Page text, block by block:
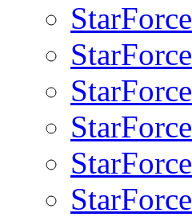
StarForce
StarForce
StarForce
StarForce
StarForce
StarForce